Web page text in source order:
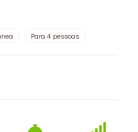
Para 4 pessoas